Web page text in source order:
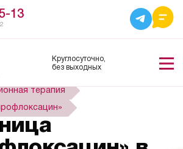
13
Круглосуточно,
без выходных
терапия